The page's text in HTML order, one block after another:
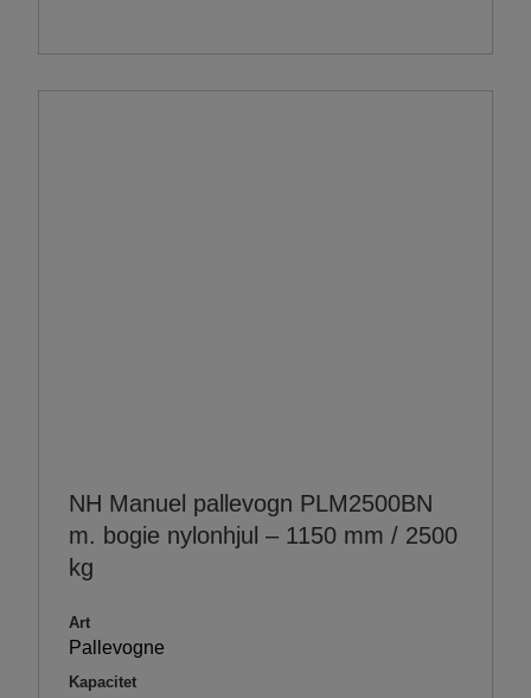
NH Manuel pallevogn PLM2500BN
m. bogie nylonhjul – 1150 mm / 2500
kg
Art
Pallevogne
Kapacitet